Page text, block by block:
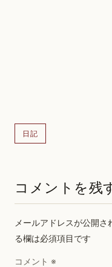
日記
コメントを残
メールアドレスが公開さ
る欄は必須項目です
コメント ※